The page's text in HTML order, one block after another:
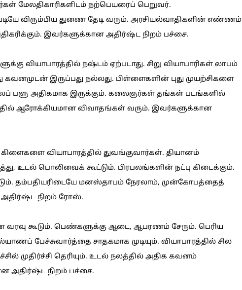
மேலதிகாரிகளிடம் நற்பெயரைப் பெறுவர்.
விரும்பிய துணை தேடி வரும். அரசியல்வாதிகளின் எண்ணம்
இவர்களுக்கான அதிர்ஷ்ட நிறம் பச்சை.
வியாபாரத்தில் நஷ்டம் ஏற்படாது. சிறு வியாபாரிகள் லாபம்
இருப்பது நல்லது. பிள்ளைகளின் புது முயற்சிகளை
பளு அதிகமாக இருக்கும். கலைஞர்கள் தங்கள் படங்களில்
ஆரோக்கியமான விவாதங்கள் வரும். இவர்களுக்கான
கிளைகளை வியாபாரத்தில் துவங்குவார்கள். தியானம்
உடல் பொலிவைக் கூட்டும். பிரபலங்களின் நட்பு கிடைக்கும்.
தம்பதியரிடையே மனஸ்தாபம் நேரலாம், முன்கோபத்தைத்
அதிர்ஷ்ட நிறம் ரோஸ்.
வரவு கூடும். பெண்களுக்கு ஆடை, ஆபரணம் சேரும். பெரிய
பேச்சுவார்த்தை சாதகமாக முடியும். வியாபாரத்தில் சில
முதிர்ச்சி தெரியும். உடல் நலத்தில் அதிக கவனம்
அதிர்ஷ்ட நிறம் பச்சை.